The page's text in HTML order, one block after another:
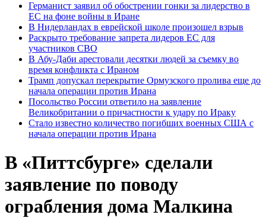
Германист заявил об обострении гонки за лидерство в
ЕС на фоне войны в Иране
В Нидерландах в еврейской школе произошел взрыв
Раскрыто требование запрета лидеров ЕС для
участников СВО
В Абу-Даби арестовали десятки людей за съемку во
время конфликта с Ираном
Трамп допускал перекрытие Ормузского пролива еще до
начала операции против Ирана
Посольство России ответило на заявление
Великобритании о причастности к удару по Ираку
Стало известно количество погибших военных США с
начала операции против Ирана
В «Питтсбурге» сделали
заявление по поводу
ограбления дома Малкина